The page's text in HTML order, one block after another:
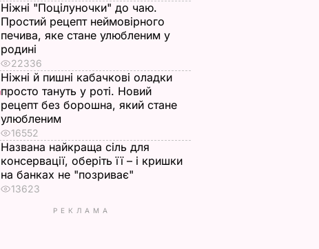
Ніжні "Поцілуночки" до чаю.
Простий рецепт неймовірного
печива, яке стане улюбленим у
родині
22336
Ніжні й пишні кабачкові оладки
просто тануть у роті. Новий
рецепт без борошна, який стане
улюбленим
16552
Названа найкраща сіль для
консервації, оберіть її – і кришки
на банках не "позриває"
13623
РЕКЛАМА